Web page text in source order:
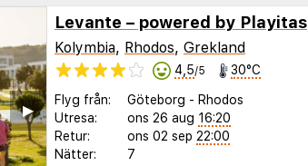
▶︎
Levante – powered by Playitas
Kolymbia, Rhodos, Grekland
4,5/5 30°C
Flyg från: Göteborg - Rhodos
Utresa:
ons 26 aug 16:20
Retur:
ons 02 sep 22:00
Nätter:
7